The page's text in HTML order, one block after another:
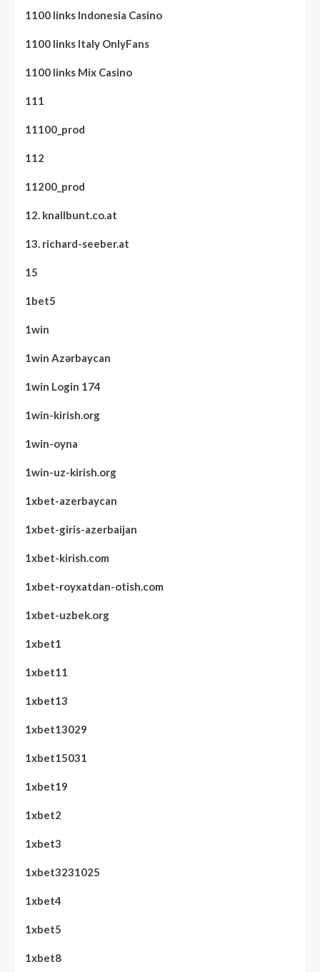
1100 links Indonesia Casino
1100 links Italy OnlyFans
1100 links Mix Casino
111
11100_prod
112
11200_prod
12. knallbunt.co.at
13. richard-seeber.at
15
1bet5
1win
1win Azərbaycan
1win Login 174
1win-kirish.org
1win-oyna
1win-uz-kirish.org
1xbet-azerbaycan
1xbet-giris-azerbaijan
1xbet-kirish.com
1xbet-royxatdan-otish.com
1xbet-uzbek.org
1xbet1
1xbet11
1xbet13
1xbet13029
1xbet15031
1xbet19
1xbet2
1xbet3
1xbet3231025
1xbet4
1xbet5
1xbet8